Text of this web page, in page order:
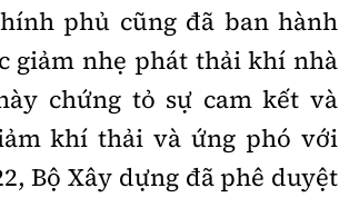
phủ cũng đã ban hành
giảm nhẹ phát thải khí nhà
chứng tỏ sự cam kết và
khí thải và ứng phó với
Bộ Xây dựng đã phê duyệt